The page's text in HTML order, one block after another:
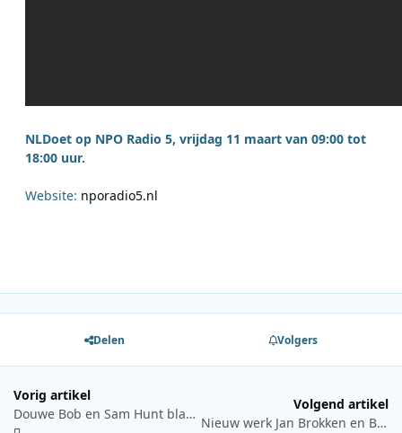
NLDoet op NPO Radio 5, vrijdag 11 maart van 09:00 tot
18:00 uur.
Website: nporadio5.nl
Delen Volgers
Vorig artikel
Douwe Bob en Sam Hunt blazen nieuw leven in 90’s hits
Volgend artikel
Nieuw werk Jan Brokken en Bert Natter voor Opium op 4